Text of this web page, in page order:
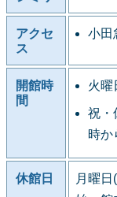
アクセ
ス
小田
開館時
間
火
祝
時か
休館日
月曜